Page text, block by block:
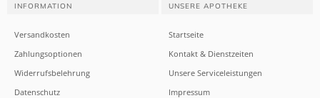
INFORMATION
Versandkosten
Zahlungsoptionen
Widerrufsbelehrung
Datenschutz
UNSERE APOTHEKE
Startseite
Kontakt & Dienstzeiten
Unsere Serviceleistungen
Impressum